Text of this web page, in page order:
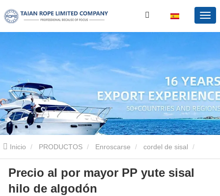
Inicio PRODUCTOS Enroscarse cordel de sisal
Precio al por mayor PP yute sisal hilo de algodón
Precio al por mayor PP yute sisal
hilo de algodón